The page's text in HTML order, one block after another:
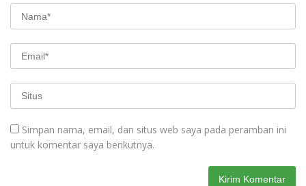
Simpan nama, email, dan situs web saya pada peramban ini
untuk komentar saya berikutnya.